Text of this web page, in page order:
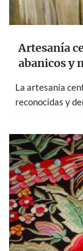
Artesanía
abanicos y
La artesanía
reconocidas y